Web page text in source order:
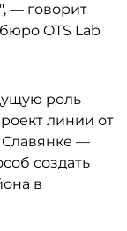
— говорит
OTS Lab
роль
линии от
—
создать
в